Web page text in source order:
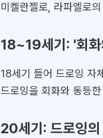
미켈란젤로, 라파엘로
18~19세기: '회
18세기 들어 드로잉 자
드로잉을 회화와 동등
20세기: 드로잉의